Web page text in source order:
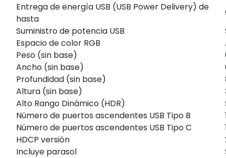
Entrega de energía USB (USB Power Delivery) de
hasta
Suministro de potencia USB
Espacio de color RGB
Peso (sin base)
Ancho (sin base)
Profundidad (sin base)
Altura (sin base)
Alto Rango Dinámico (HDR)
Número de puertos ascendentes USB Tipo B
Número de puertos ascendentes USB Tipo C
HDCP versión
Incluye parasol